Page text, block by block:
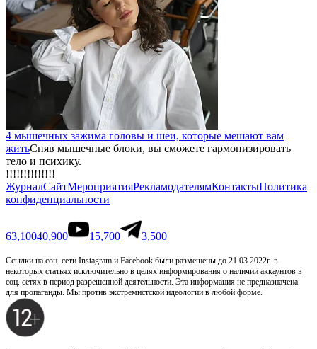
4 мышечных зажима головы и шеи, которые мешают вам
житьСняв мышечные блоки, вы сможете гармонизировать
тело и психику.
!!!!!!!!!!!!!!
ЖурналСайтМероприятияРекламодателямКонтактыПолитика
конфиденциальности
63,10040,900 15,700 3,500
Ссылки на соц. сети Instagram и Facebook были размещены до 21.03.2022г. в
некоторых статьях исключительно в целях информирования о наличии аккаунтов в
соц. сетях в период разрешенной деятельности. Эта информация не предназначена
для пропаганды. Мы против экстремистской идеологии в любой форме.